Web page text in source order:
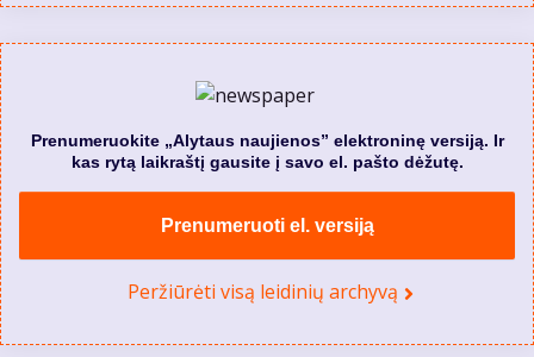
Prenumeruokite „Alytaus naujienos” elektroninę versiją. Ir
kas rytą laikraštį gausite į savo el. pašto dėžutę.
Prenumeruoti el. versiją
Peržiūrėti visą leidinių archyvą